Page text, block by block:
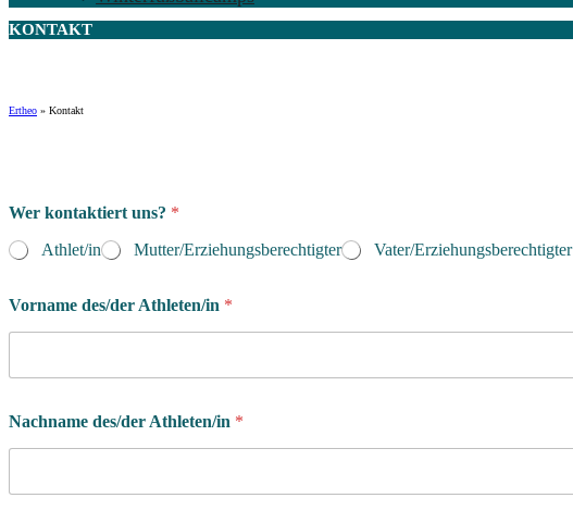
KONTAKT
Ertheo » Kontakt
t
h
l
t
?
a
c
Wer kontaktiert uns? *
Athlet/in
Mutter/Erziehungsberechtigter Vater/Erziehungsberechtigter
Vorname des/der Athleten/in *
Nachname des/der Athleten/in *